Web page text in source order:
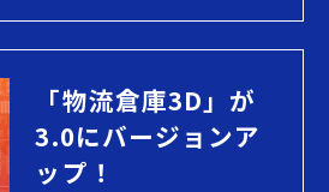
「物流倉庫3D」が
3.0にバージョンア
ップ！